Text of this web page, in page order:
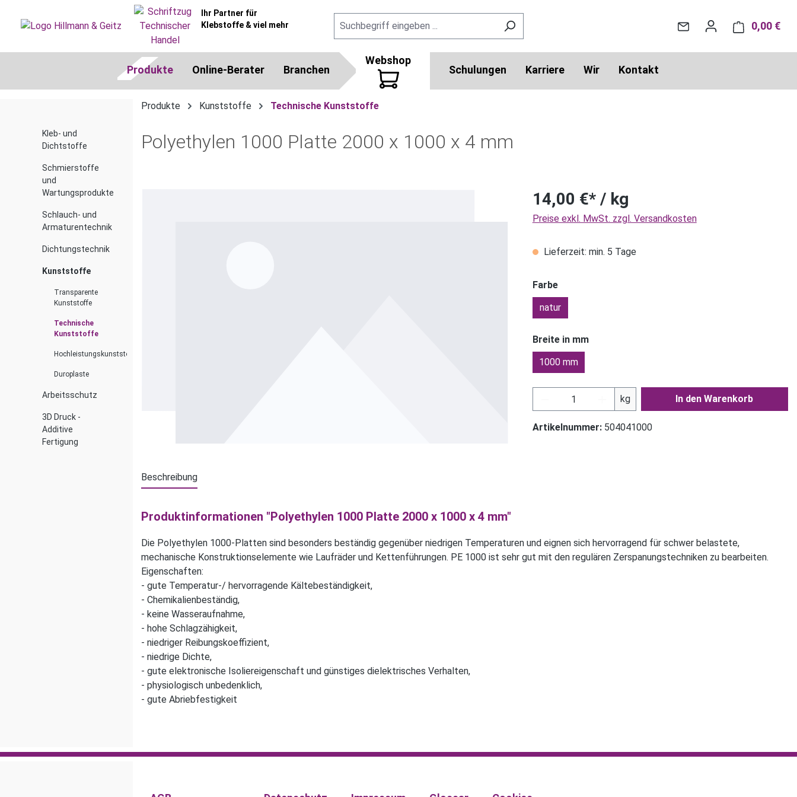
Zur Hauptnavigation springen
Ihr Partner für
Klebstoffe & viel mehr
0,00 €
Produkte Online-Berater Branchen
Webshop
Schulungen Karriere Wir Kontakt
Kleb- und
Dichtstoffe
Schmierstoffe
und
Wartungsprodukte
Schlauch- und
Armaturentechnik
Dichtungstechnik
Kunststoffe
Transparente
Kunststoffe
Technische
Kunststoffe
Hochleistungskunststoffe
Duroplaste
Arbeitsschutz
3D Druck -
Additive
Fertigung
Produkte Kunststoffe Technische Kunststoffe
Polyethylen 1000 Platte 2000 x 1000 x 4 mm
14,00 €* / kg
Preise exkl. MwSt. zzgl. Versandkosten
Lieferzeit: min. 5 Tage
Farbe
natur
Breite in mm
1000 mm
Produkt Anzahl: Gib den gewünschten
kg In den Warenkorb
Artikelnummer: 504041000
Beschreibung
Produktinformationen "Polyethylen 1000 Platte 2000 x 1000 x 4 mm"
Die Polyethylen 1000-Platten sind besonders beständig gegenüber niedrigen Temperaturen und eignen sich hervorragend für schwer belastete,
mechanische Konstruktionselemente wie Laufräder und Kettenführungen. PE 1000 ist sehr gut mit den regulären Zerspanungstechniken zu bearbeiten.
Eigenschaften:
- gute Temperatur-/ hervorragende Kältebeständigkeit,
- Chemikalienbeständig,
- keine Wasseraufnahme,
- hohe Schlagzähigkeit,
- niedriger Reibungskoeffizient,
- niedrige Dichte,
- gute elektronische Isoliereigenschaft und günstiges dielektrisches Verhalten,
- physiologisch unbedenklich,
- gute Abriebfestigkeit